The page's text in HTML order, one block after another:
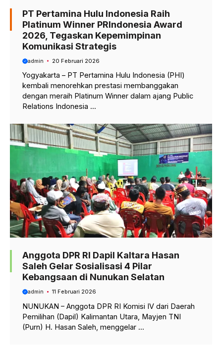
PT Pertamina Hulu Indonesia Raih
Platinum Winner PRIndonesia Award
2026, Tegaskan Kepemimpinan
Komunikasi Strategis
admin 20 Februari 2026
Yogyakarta – PT Pertamina Hulu Indonesia (PHI)
kembali menorehkan prestasi membanggakan
dengan meraih Platinum Winner dalam ajang Public
Relations Indonesia ...
Anggota DPR RI Dapil Kaltara Hasan
Saleh Gelar Sosialisasi 4 Pilar
Kebangsaan di Nunukan Selatan
admin 11 Februari 2026
NUNUKAN – Anggota DPR RI Komisi IV dari Daerah
Pemilihan (Dapil) Kalimantan Utara, Mayjen TNI
(Purn) H. Hasan Saleh, menggelar ...